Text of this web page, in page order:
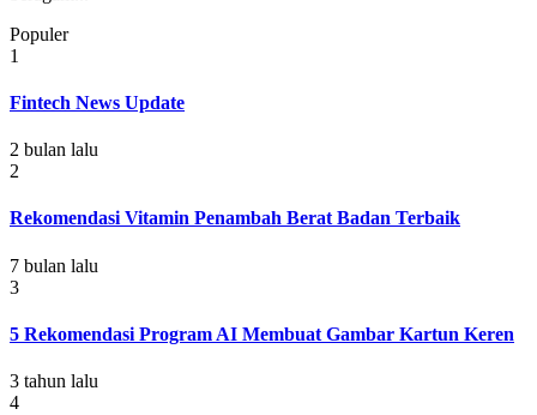
Populer
1
Fintech News Update
2 bulan lalu
2
Rekomendasi Vitamin Penambah Berat Badan Terbaik
7 bulan lalu
3
5 Rekomendasi Program AI Membuat Gambar Kartun Keren
3 tahun lalu
4